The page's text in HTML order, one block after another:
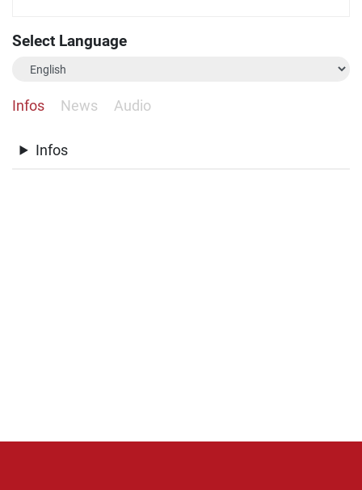
Select Language
Infos News Audio
Infos